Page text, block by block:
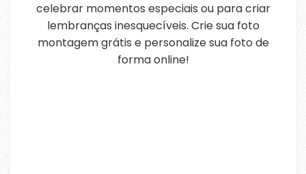
celebrar momentos especiais ou para criar
lembranças inesquecíveis. Crie sua foto
montagem grátis e personalize sua foto de
forma online!